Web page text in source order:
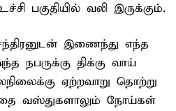
பகுதியில் வலி இருக்கும்.
இணைந்து எந்த
நபருக்கு திக்கு வாய்
ஏற்றவாறு தொற்று
வஸ்துகளாலும் நோய்கள்